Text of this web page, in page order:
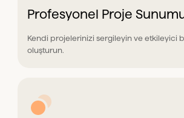
Profesyonel Proje
Kendi projelerinizi sergileyin ve etkileyici
oluşturun.